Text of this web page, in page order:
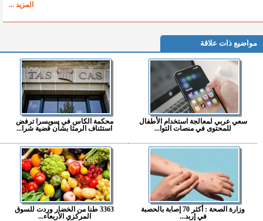
المزيد ...
مواضيع ذات علاقة
سعي عربي لمعالجة استخدام الأطفال
للمحتوى في منصات التوا...
محكمة الكاس في سويسرا ترفض
استئناف الرمثا بشأن قضية شرا...
وزارة الصحة : أكثر 70 إصابة بالحصبة
في إربد...
3363 طنا من الخضار وردت للسوق
المركزي الأربعاء...